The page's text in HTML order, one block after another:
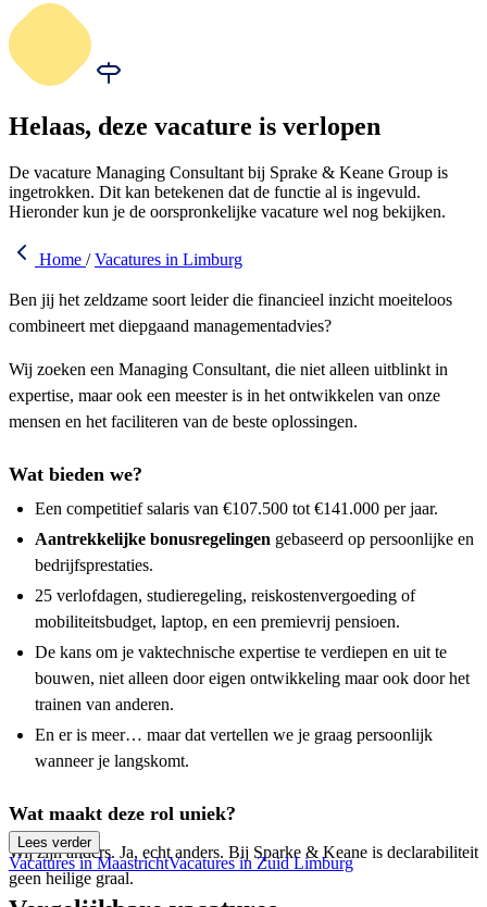
Helaas, deze vacature is verlopen
De vacature Managing Consultant bij Sprake & Keane Group is
ingetrokken. Dit kan betekenen dat de functie al is ingevuld.
Hieronder kun je de oorspronkelijke vacature wel nog bekijken.
Home / Vacatures in Limburg
Ben jij het zeldzame soort leider die financieel inzicht moeiteloos
combineert met diepgaand managementadvies?
Wij zoeken een Managing Consultant, die niet alleen uitblinkt in
expertise, maar ook een meester is in het ontwikkelen van onze
mensen en het faciliteren van de beste oplossingen.
Wat bieden we?
Een competitief salaris van €107.500 tot €141.000 per jaar.
Aantrekkelijke bonusregelingen gebaseerd op persoonlijke en
bedrijfsprestaties.
25 verlofdagen, studieregeling, reiskostenvergoeding of
mobiliteitsbudget, laptop, en een premievrij pensioen.
De kans om je vaktechnische expertise te verdiepen en uit te
bouwen, niet alleen door eigen ontwikkeling maar ook door het
trainen van anderen.
En er is meer… maar dat vertellen we je graag persoonlijk
wanneer je langskomt.
Wat maakt deze rol uniek?
Wij zijn anders. Ja, echt anders. Bij Sparke & Keane is declarabiliteit
geen heilige graal.
Lees verder
Vacatures in MaastrichtVacatures in Zuid Limburg